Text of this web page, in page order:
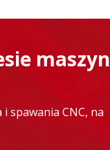
maszyn
spawania CNC, na